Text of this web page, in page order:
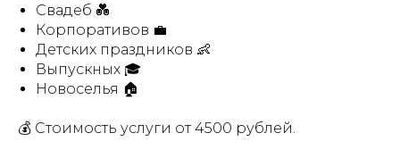
Свадеб 💑
Корпоративов 💼
Детских праздников 👶
Выпускных 🎓
Новоселья 🏠
💰 Стоимость услуги от 4500 рублей.